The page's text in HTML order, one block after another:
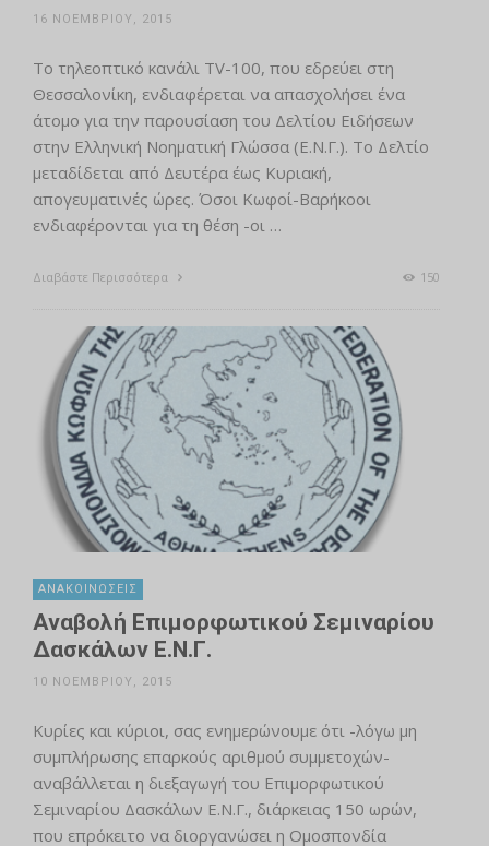
16 ΝΟΕΜΒΡΊΟΥ, 2015
Το τηλεοπτικό κανάλι TV-100, που εδρεύει στη
Θεσσαλονίκη, ενδιαφέρεται να απασχολήσει ένα
άτομο για την παρουσίαση του Δελτίου Ειδήσεων
στην Ελληνική Νοηματική Γλώσσα (Ε.Ν.Γ.). Το Δελτίο
μεταδίδεται από Δευτέρα έως Κυριακή,
απογευματινές ώρες. Όσοι Κωφοί-Βαρήκοοι
ενδιαφέρονται για τη θέση -οι …
Διαβάστε Περισσότερα 150
ΑΝΑΚΟΙΝΏΣΕΙΣ
Αναβολή Επιμορφωτικού Σεμιναρίου
Δασκάλων Ε.Ν.Γ.
10 ΝΟΕΜΒΡΊΟΥ, 2015
Κυρίες και κύριοι, σας ενημερώνουμε ότι -λόγω μη
συμπλήρωσης επαρκούς αριθμού συμμετοχών-
αναβάλλεται η διεξαγωγή του Επιμορφωτικού
Σεμιναρίου Δασκάλων Ε.Ν.Γ., διάρκειας 150 ωρών,
που επρόκειτο να διοργανώσει η Ομοσπονδία